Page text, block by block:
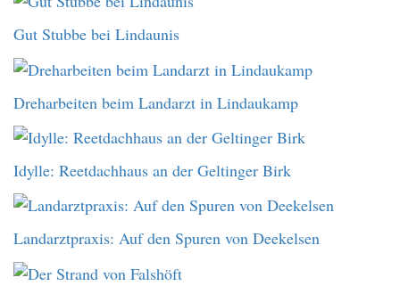
Gut Stubbe bei Lindaunis
Dreharbeiten beim Landarzt in Lindaukamp
Idylle: Reetdachhaus an der Geltinger Birk
Landarztpraxis: Auf den Spuren von Deekelsen